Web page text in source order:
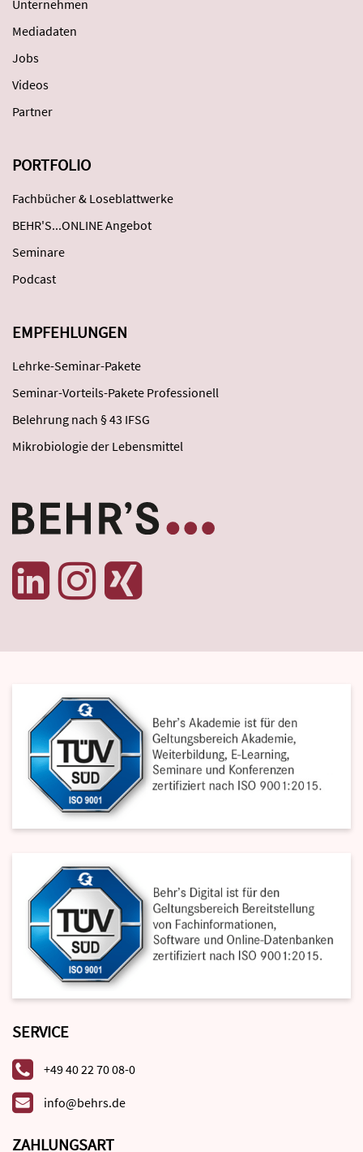
Unternehmen
Mediadaten
Jobs
Videos
Partner
PORTFOLIO
Fachbücher & Loseblattwerke
BEHR'S...ONLINE Angebot
Seminare
Podcast
EMPFEHLUNGEN
Lehrke-Seminar-Pakete
Seminar-Vorteils-Pakete Professionell
Belehrung nach § 43 IFSG
Mikrobiologie der Lebensmittel
SERVICE
+49 40 22 70 08-0
info@behrs.de
ZAHLUNGSART